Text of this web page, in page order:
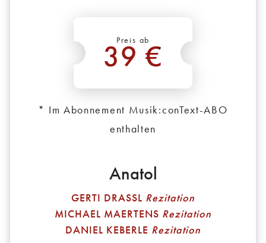
Preis ab
39 €
*
* Im Abonnement Musik:conText-ABO
enthalten
Anatol
GERTI DRASSL Rezitation
MICHAEL MAERTENS Rezitation
DANIEL KEBERLE Rezitation